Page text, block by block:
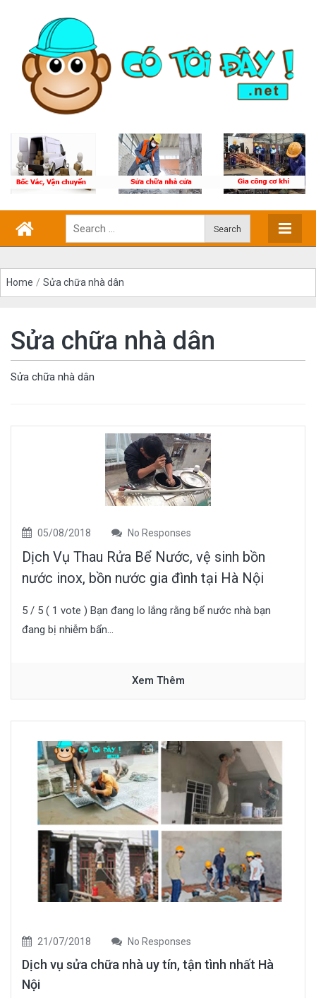
Home / Sửa chữa nhà dân
Sửa chữa nhà dân
Sửa chữa nhà dân
05/08/2018 No Responses
Dịch Vụ Thau Rửa Bể Nước, vệ sinh bồn
nước inox, bồn nước gia đình tại Hà Nội
5 / 5 ( 1 vote ) Bạn đang lo lắng rằng bể nước nhà bạn
đang bị nhiễm bẩn...
Xem Thêm
21/07/2018 No Responses
Dịch vụ sửa chữa nhà uy tín, tận tình nhất Hà
Nội